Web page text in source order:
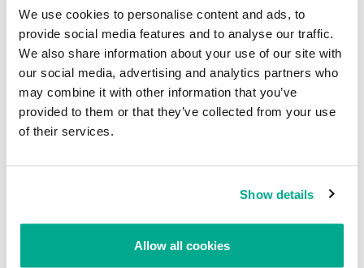
We use cookies to personalise content and ads, to
provide social media features and to analyse our traffic.
We also share information about your use of our site with
our social media, advertising and analytics partners who
may combine it with other information that you’ve
provided to them or that they’ve collected from your use
of their services.
Show details
Allow all cookies
enviado un contacto de confianza, desconfiar de las ofertas que
reciban por correo y mantener sus sistemas parchados y
protegidos con una solución de seguridad actualizada.
Fuentes
InfoWorld
Las Olimpiadas de Río aumentan la
adrenalina de los cibercriminales